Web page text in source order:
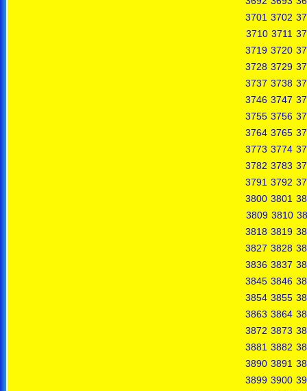
3701 3702
3710 3711
3719 3720
3728 3729
3737 3738
3746 3747
3755 3756
3764 3765
3773 3774
3782 3783
3791 3792
3800 3801
3809 3810
3818 3819
3827 3828
3836 3837
3845 3846
3854 3855
3863 3864
3872 3873
3881 3882
3890 3891
3899 3900